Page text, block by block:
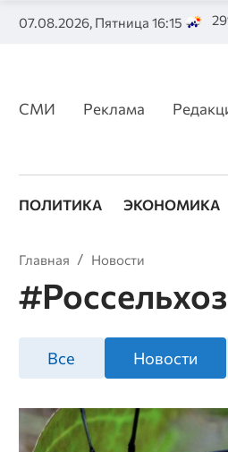
07.08.2026, Пятница 16:15
СМИ Реклама
ПОЛИТИКА ЭКОНОМИКА
Главная Новости
Все Новости